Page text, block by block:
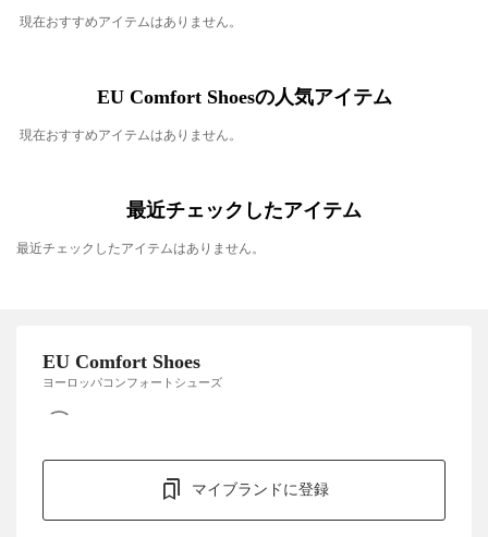
現在おすすめアイテムはありません。
EU Comfort Shoesの人気アイテム
現在おすすめアイテムはありません。
最近チェックしたアイテム
最近チェックしたアイテムはありません。
EU Comfort Shoes
ヨーロッパコンフォートシューズ
マイブランドに登録